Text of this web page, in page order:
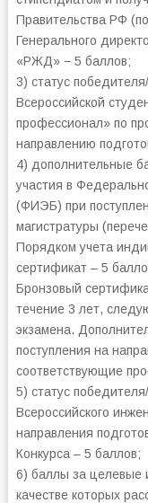
Правительства РФ
Генерального
«РЖД» − 5 баллов;
3) статус
Всероссийской
профессионал» по
направлению
4) дополнительные
участия в
(ФИЭБ) при
магистратуры
Порядком учета
сертификат – 5
Бронзовый
течение 3 лет,
экзамена.
поступления на
соответствующие
5) статус
Всероссийского
направления
Конкурса – 5 баллов;
6) баллы за целевые
качестве которых